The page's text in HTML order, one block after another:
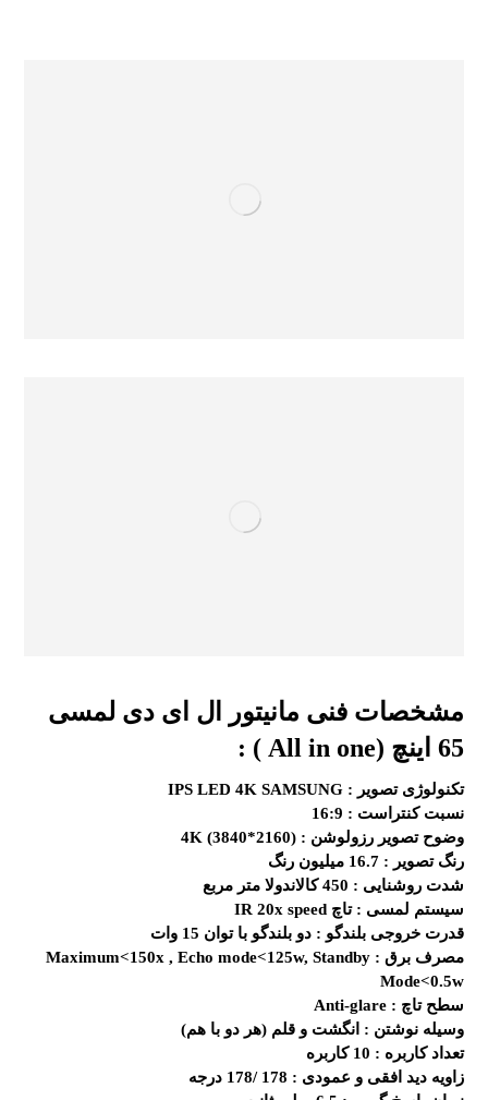
مشخصات فنی مانیتور ال ای دی لمسی
65 اینچ (All in one ) :
تکنولوژی تصویر : IPS LED 4K SAMSUNG
نسبت کنتراست :
وضوح تصویر رزولوشن : 4K (3840*2160)
رنگ تصویر : 16.7 میلیون رنگ
شدت روشنایی :
سیستم لمسی : تاچ IR 20x speed
قدرت خروجی بلندگو : دو بلندگو با توان 15 وات
مصرف برق : Maximum<150x , Echo mode<125w, Standby
Mode<0.5w
سطح تاچ : Anti-glare
وسیله نوشتن : انگشت و قلم (هر دو با هم)
تعداد کاربره :
زاویه دید افقی و عمودی :